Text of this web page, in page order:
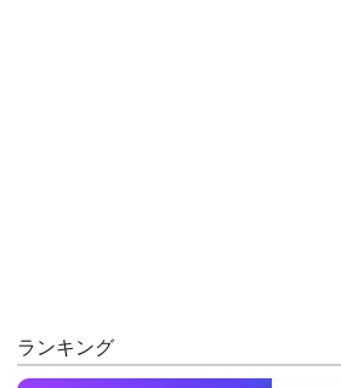
ランキング